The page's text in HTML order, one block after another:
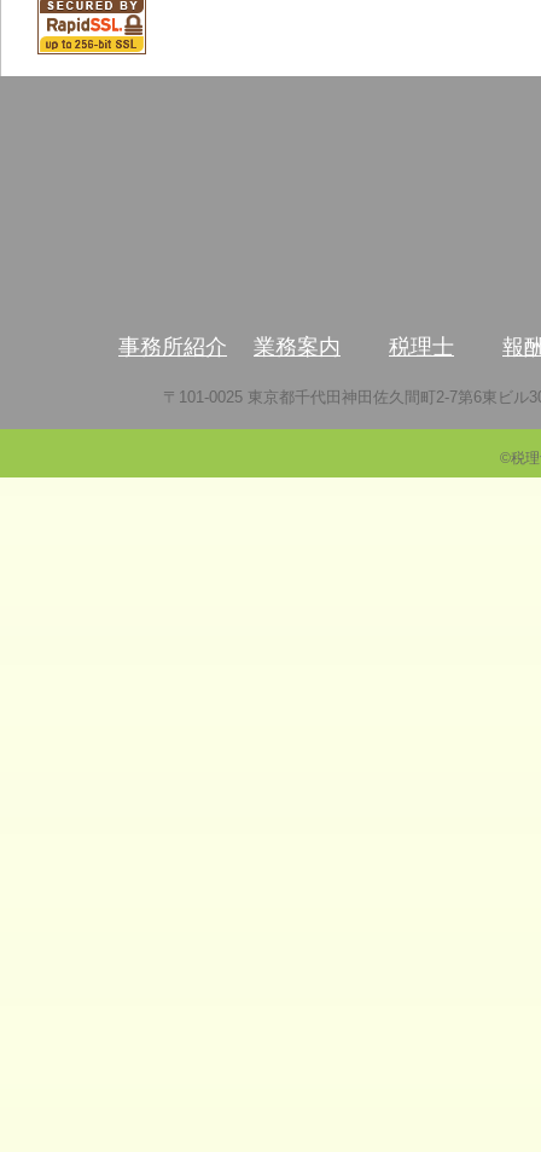
事務所紹介 業務案内 税理士 報
〒101-0025 東京都千代田神田佐久間町2-7第6東ビル
©税理